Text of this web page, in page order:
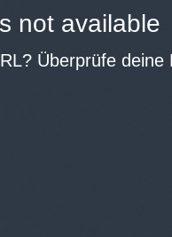
not available
Überprüfe deine